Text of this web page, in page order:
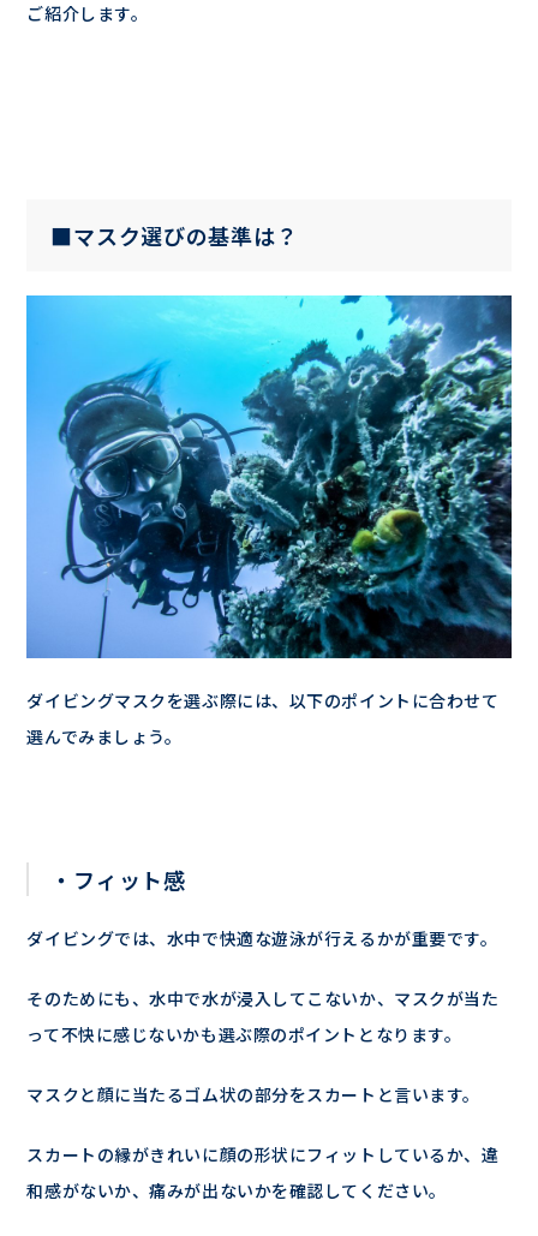
ご紹介します。
■マスク選びの基準は？
ダイビングマスクを選ぶ際には、以下のポイントに合わせて
選んでみましょう。
・フィット感
ダイビングでは、水中で快適な遊泳が行えるかが重要です。
そのためにも、水中で水が浸入してこないか、マスクが当た
って不快に感じないかも選ぶ際のポイントとなります。
マスクと顔に当たるゴム状の部分をスカートと言います。
スカートの縁がきれいに顔の形状にフィットしているか、違
和感がないか、痛みが出ないかを確認してください。